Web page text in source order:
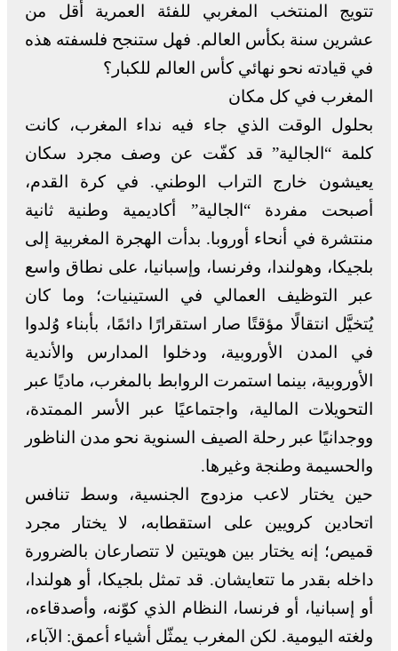
تتويج المنتخب المغربي للفئة العمرية أقل من
عشرين سنة بكأس العالم. فهل ستنجح فلسفته هذه
في قيادته نحو نهائي كأس العالم للكبار؟
المغرب في كل مكان
بحلول الوقت الذي جاء فيه نداء المغرب، كانت
كلمة “الجالية” قد كفّت عن وصف مجرد سكان
يعيشون خارج التراب الوطني. في كرة القدم،
أصبحت مفردة “الجالية” أكاديمية وطنية ثانية
منتشرة في أنحاء أوروبا. بدأت الهجرة المغربية إلى
بلجيكا، وهولندا، وفرنسا، وإسبانيا، على نطاق واسع
عبر التوظيف العمالي في الستينيات؛ وما كان
يُتخيَّل انتقالًا مؤقتًا صار استقرارًا دائمًا، بأبناء وُلدوا
في المدن الأوروبية، ودخلوا المدارس والأندية
الأوروبية، بينما استمرت الروابط بالمغرب، ماديًا عبر
التحويلات المالية، واجتماعيًا عبر الأسر الممتدة،
ووجدانيًا عبر رحلة الصيف السنوية نحو مدن الناظور
والحسيمة وطنجة وغيرها.
حين يختار لاعب مزدوج الجنسية، وسط تنافس
اتحادين كرويين على استقطابه، لا يختار مجرد
قميص؛ إنه يختار بين هويتين لا تتصارعان بالضرورة
داخله بقدر ما تتعايشان. قد تمثل بلجيكا، أو هولندا،
أو إسبانيا، أو فرنسا، النظام الذي كوّنه، وأصدقاءه،
ولغته اليومية. لكن المغرب يمثّل أشياء أعمق: الآباء،